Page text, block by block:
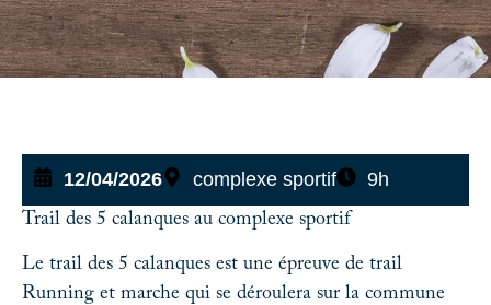
12/04/2026 complexe sportif 9h
Trail des 5 calanques au complexe sportif
Le trail des 5 calanques est une épreuve de trail
Running et marche qui se déroulera sur la commune